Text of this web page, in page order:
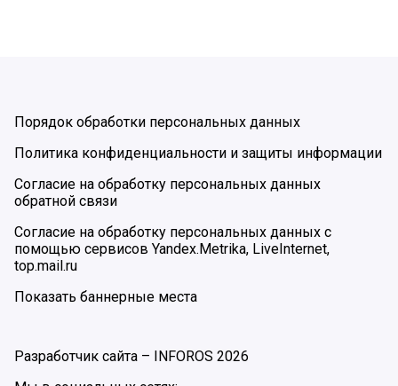
Порядок обработки персональных данных
Политика конфиденциальности и защиты информации
Согласие на обработку персональных данных
обратной связи
Согласие на обработку персональных данных с
помощью сервисов Yandex.Metrika, LiveInternet,
top.mail.ru
Показать баннерные места
Разработчик сайта – INFOROS 2026